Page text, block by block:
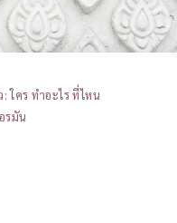
:ใคร ทำอะไร ที่ไหน
รมัน